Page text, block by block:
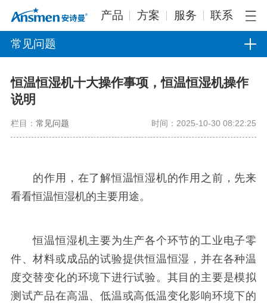
产品 方案 服务 联系
常见问题
恒温恒湿机十大操作事项，恒温恒湿机操作
说明
栏目： 常见问题 时间：2025-10-30 08:22:25
的作用，在了解恒温恒湿机的作用之前，先来
看看恒温恒湿机的主要用途。
恒温恒湿机主要为生产各个环节的工业电子零
件、材料或成品的试验提供恒温恒湿，并在各种温
度交替变化的环境下进行试验。其目的主要是模拟
测试产品在高温、低温或高低温变化影响环境下的